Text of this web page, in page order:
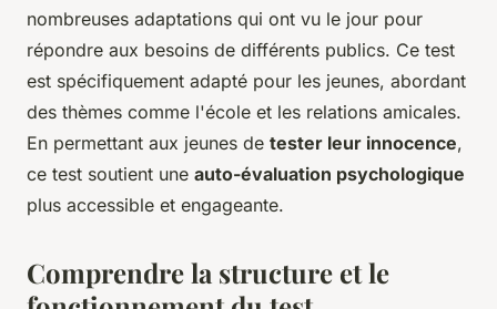
nombreuses adaptations qui ont vu le jour pour
répondre aux besoins de différents publics. Ce test
est spécifiquement adapté pour les jeunes, abordant
des thèmes comme l'école et les relations amicales.
En permettant aux jeunes de tester leur innocence,
ce test soutient une auto-évaluation psychologique
plus accessible et engageante.
Comprendre la structure et le